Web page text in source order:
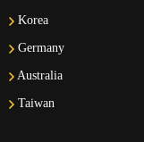
Korea
Germany
Australia
Taiwan